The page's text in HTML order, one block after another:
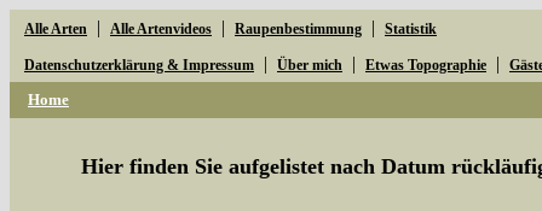
Alle Arten | Alle Artenvideos | Raupenbestimmung | Statistik
Datenschutzerklärung & Impressum | Über mich | Etwas Topographie |
Home
Hier finden Sie aufgelistet nach Datum